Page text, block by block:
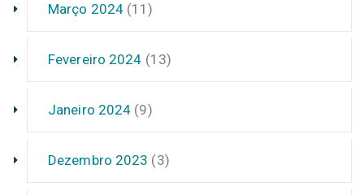
Março 2024 (11)
Fevereiro 2024 (13)
Janeiro 2024 (9)
Dezembro 2023 (3)